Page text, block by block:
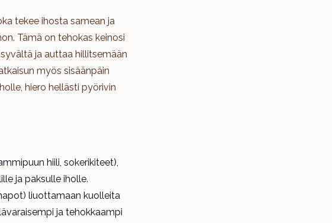
tekee ihosta samean ja
Tämä on tehokas keinosi
ja auttaa hillitsemään
myös sisäänpäin
hiero hellästi pyörivin
hiili, sokerikiteet),
ja paksulle iholle.
liuottamaan kuolleita
ja tehokkaampi